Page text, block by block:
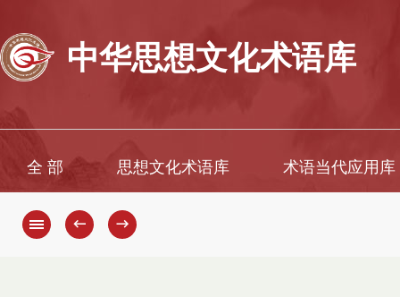
中华思想文化术语库
全 部 思想文化术语库 术语当代应用库
← →